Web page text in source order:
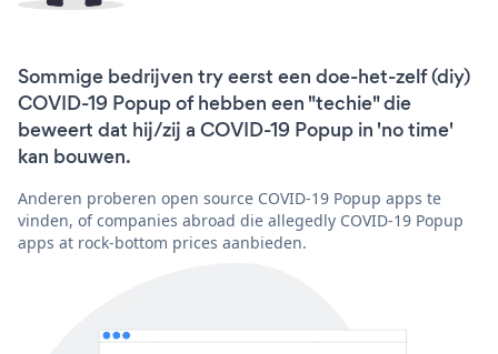
Sommige bedrijven try eerst een doe-het-zelf (diy)
COVID-19 Popup of hebben een "techie" die
beweert dat hij/zij a COVID-19 Popup in 'no time'
kan bouwen.
Anderen proberen open source COVID-19 Popup apps te
vinden, of companies abroad die allegedly COVID-19 Popup
apps at rock-bottom prices aanbieden.